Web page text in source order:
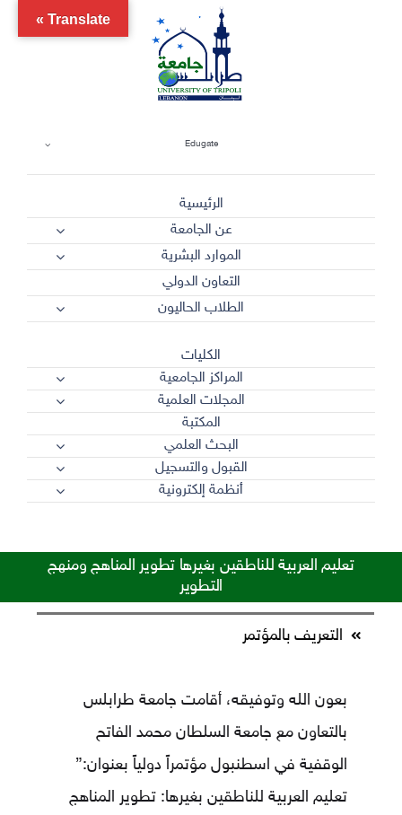
Edugate
الرئيسية
عن الجامعة
الموارد البشرية
التعاون الدولي
الطلاب الحاليون
الكليات
المراكز الجامعية
المجلات العلمية
المكتبة
البحث العلمي
القبول والتسجيل
أنظمة إلكترونية
تعليم العربية للناطقين بغيرها تطوير المناهج ومنهج
التطوير
التعريف بالمؤتمر
بعون الله وتوفيقه، أقامت جامعة طرابلس
بالتعاون مع جامعة السلطان محمد الفاتح
الوقفية في اسطنبول مؤتمراً دولياً بعنوان:”
تعليم العربية للناطقين بغيرها: تطوير المناهج
Translate »